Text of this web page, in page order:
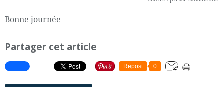
Bonne journée
Partager cet article
Repost 0